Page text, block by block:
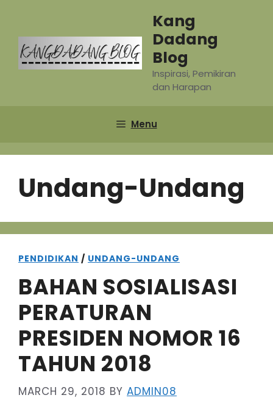
content
Kang
Dadang
Blog
Inspirasi, Pemikiran
dan Harapan
Menu
Undang-Undang
PENDIDIKAN / UNDANG-UNDANG
BAHAN SOSIALISASI
PERATURAN
PRESIDEN NOMOR 16
TAHUN 2018
MARCH 29, 2018 BY ADMIN08